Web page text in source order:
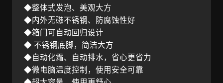
◆整体式发泡、美观大方
◆内外无磁不锈钢、防腐蚀性好
◆箱门可自动回归设计
◆ 不锈钢底脚，简洁大方
◆自动化霜、自动排水，省心更省力
◆微电脑温度控制，使用安全可靠